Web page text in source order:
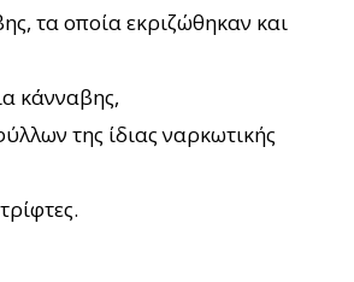
τα οποία εκριζώθηκαν και
κάνναβης,
της ίδιας ναρκωτικής